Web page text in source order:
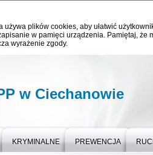
używa plików cookies, aby ułatwić
w pamięci urządzenia. Pamiętaj, że
wyrażenie zgody.
w Ciechanowie
KRYMINALNE PREWENCJA